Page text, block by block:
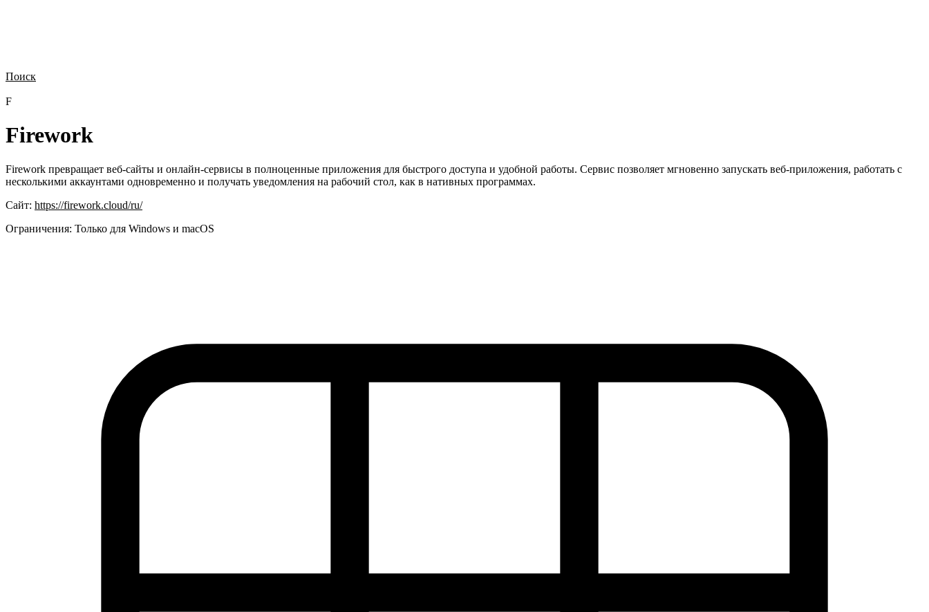
Поиск
F
Firework
Firework превращает веб-сайты и онлайн-сервисы в полноценные приложения для быстрого доступа и удобной работы. Сервис позволяет мгновенно запускать веб-приложения, работать с
несколькими аккаунтами одновременно и получать уведомления на рабочий стол, как в нативных программах.
Сайт: https://firework.cloud/ru/
Ограничения: Только для Windows и macOS